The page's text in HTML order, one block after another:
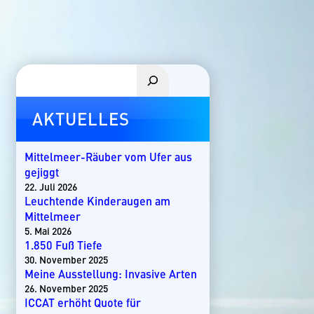
Suchen
AKTUELLES
Mittelmeer-Räuber vom Ufer aus
gejiggt
22. Juli 2026
Leuchtende Kinderaugen am
Mittelmeer
5. Mai 2026
1.850 Fuß Tiefe
30. November 2025
Meine Ausstellung: Invasive Arten
26. November 2025
ICCAT erhöht Quote für